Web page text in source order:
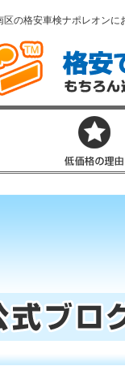
の格安車検ナポレオンに